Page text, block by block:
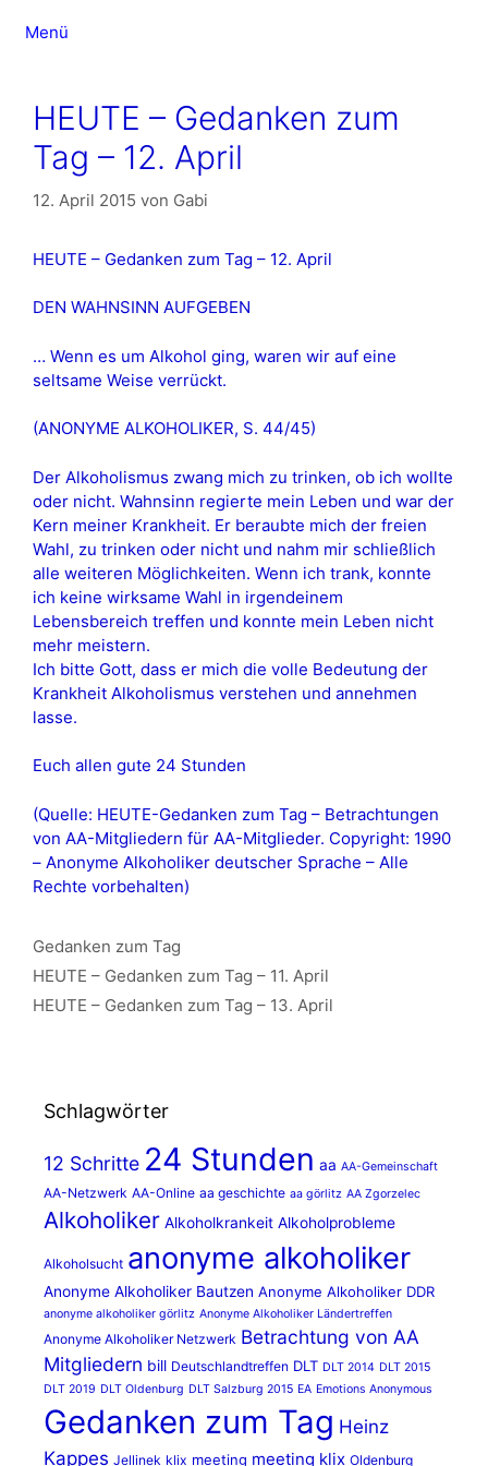
InhaltMenü
HEUTE – Gedanken zum
Tag – 12. April
12. April 2015 von Gabi
HEUTE – Gedanken zum Tag – 12. April
DEN WAHNSINN AUFGEBEN
… Wenn es um Alkohol ging, waren wir auf eine
seltsame Weise verrückt.
(ANONYME ALKOHOLIKER, S. 44/45)
Der Alkoholismus zwang mich zu trinken, ob ich wollte
oder nicht. Wahnsinn regierte mein Leben und war der
Kern meiner Krankheit. Er beraubte mich der freien
Wahl, zu trinken oder nicht und nahm mir schließlich
alle weiteren Möglichkeiten. Wenn ich trank, konnte
ich keine wirksame Wahl in irgendeinem
Lebensbereich treffen und konnte mein Leben nicht
mehr meistern.
Ich bitte Gott, dass er mich die volle Bedeutung der
Krankheit Alkoholismus verstehen und annehmen
lasse.
Euch allen gute 24 Stunden
(Quelle: HEUTE-Gedanken zum Tag – Betrachtungen
von AA-Mitgliedern für AA-Mitglieder. Copyright: 1990
– Anonyme Alkoholiker deutscher Sprache – Alle
Rechte vorbehalten)
Kategorien
Gedanken zum Tag
HEUTE – Gedanken zum Tag – 11. April
HEUTE – Gedanken zum Tag – 13. April
Schlagwörter
12 Schritte 24 Stunden aa AA-Gemeinschaft
AA-Netzwerk AA-Online aa geschichte aa görlitz AA Zgorzelec
Alkoholiker Alkoholkrankeit Alkoholprobleme
Alkoholsucht anonyme alkoholiker
Anonyme Alkoholiker Bautzen Anonyme Alkoholiker DDR
anonyme alkoholiker görlitz Anonyme Alkoholiker Ländertreffen
Anonyme Alkoholiker Netzwerk Betrachtung von AA
Mitgliedern bill Deutschlandtreffen DLT DLT 2014 DLT 2015
DLT 2019 DLT Oldenburg DLT Salzburg 2015 EA Emotions Anonymous
Gedanken zum Tag Heinz
Kappes Jellinek klix meeting meeting klix Oldenburg